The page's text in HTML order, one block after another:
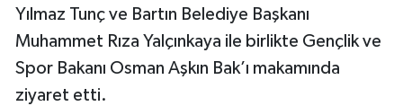
Yılmaz Tunç ve Bartın Belediye Başkanı
Muhammet Rıza Yalçınkaya ile birlikte Gençlik ve
Spor Bakanı Osman Aşkın Bak’ı makamında
ziyaret etti.